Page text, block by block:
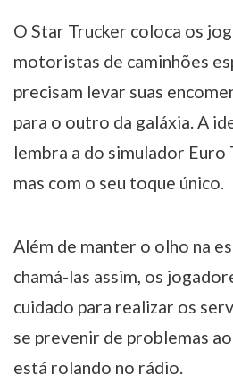
O Star Trucker coloca os
motoristas de caminhões
precisam levar suas
para o outro da galáxia. A
lembra a do simulador Euro
mas com o seu toque único.
Além de manter o olho na
chamá-las assim, os
cuidado para realizar os
se prevenir de problemas
está rolando no rádio.